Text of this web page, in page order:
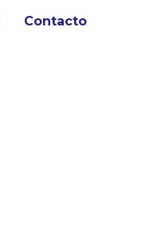
Contacto